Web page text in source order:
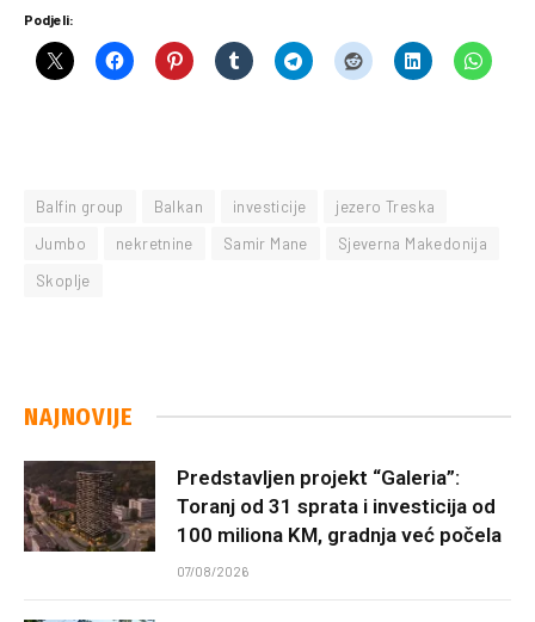
Podjeli:
Balfin group Balkan investicije
jezero Treska
Jumbo
nekretnine Samir Mane
Sjeverna Makedonija
Skoplje
NAJNOVIJE
Predstavljen projekt “Galeria”:
Toranj od 31 sprata i investicija od
100 miliona KM, gradnja već počela
07/08/2026